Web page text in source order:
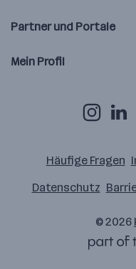
Partner und Portale
Mein Profil
Häufige Fragen
Datenschutz
© 2026